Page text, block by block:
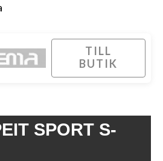
TILL
BUTIK
SPORT S-